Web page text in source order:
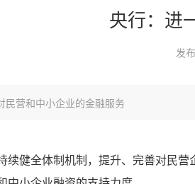
央行：进
发
民营和中小企业的金融服务
续健全体制机制，提升、完善对民